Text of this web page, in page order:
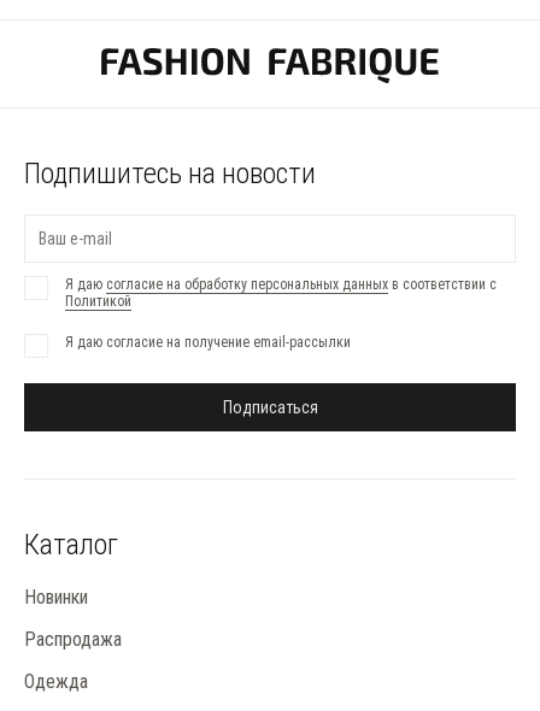
Каталог
Новинки
Распродажа
Одежда
Подпишитесь на новости
Я даю согласие на обработку персональных данных в соответствии с
Политикой
Я даю согласие на получение email-рассылки
Подписаться